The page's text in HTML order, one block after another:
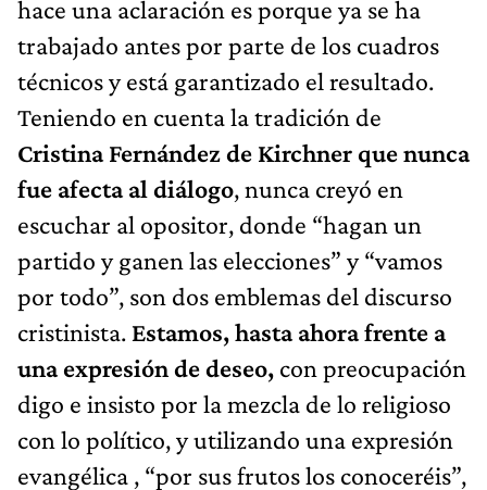
hace una aclaración es porque ya se ha
trabajado antes por parte de los cuadros
técnicos y está garantizado el resultado.
Teniendo en cuenta la tradición de
Cristina Fernández de Kirchner que nunca
fue afecta al diálogo, nunca creyó en
escuchar al opositor, donde “hagan un
partido y ganen las elecciones” y “vamos
por todo”, son dos emblemas del discurso
cristinista. Estamos, hasta ahora frente a
una expresión de deseo, con preocupación
digo e insisto por la mezcla de lo religioso
con lo político, y utilizando una expresión
evangélica , “por sus frutos los conoceréis”,